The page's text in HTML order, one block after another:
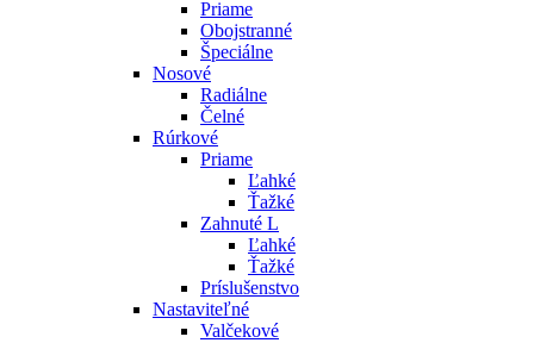
Priame
Obojstranné
Špeciálne
Nosové
Radiálne
Čelné
Rúrkové
Priame
Ľahké
Ťažké
Zahnuté L
Ľahké
Ťažké
Príslušenstvo
Nastaviteľné
Valčekové